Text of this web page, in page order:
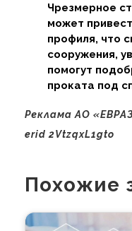
Чрезмерное
может
профиля, что
сооружения,
помогут
проката под
Реклама АО
erid 2VtzqxL1gto
Похожие